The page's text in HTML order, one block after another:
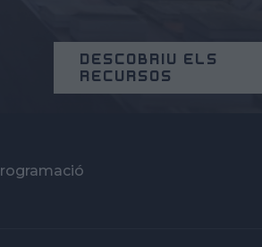
DESCOBRIU ELS
RECURSOS